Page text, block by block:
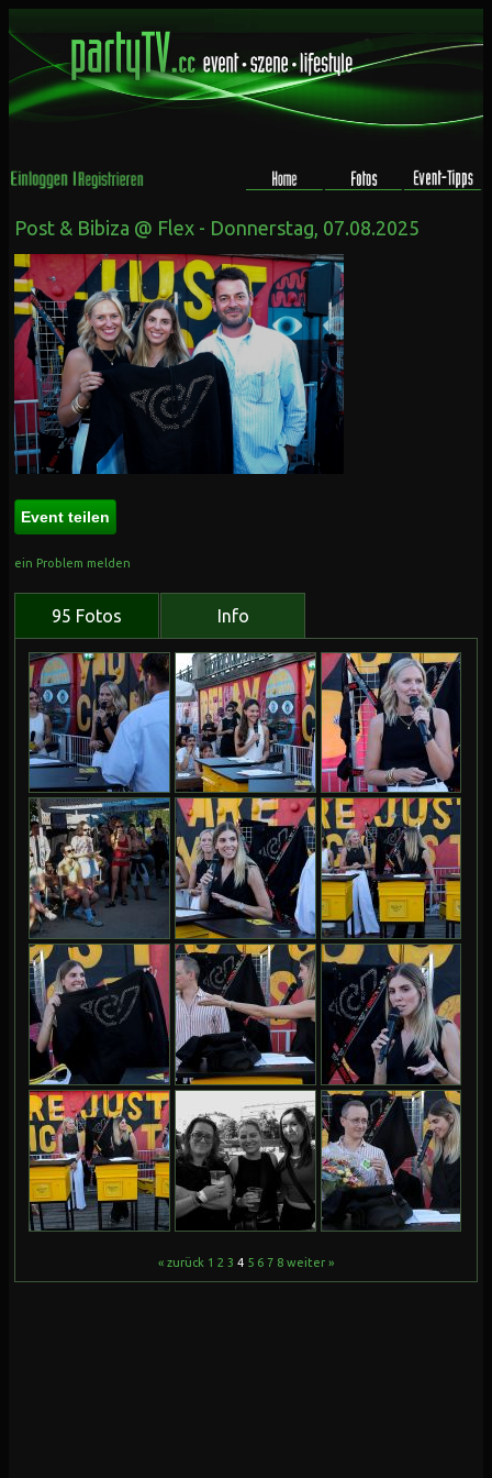
Post & Bibiza @ Flex - Donnerstag, 07.08.2025
Event teilen
ein Problem melden
95 Fotos Info
« zurück 1 2 3 4 5 6 7 8 weiter »